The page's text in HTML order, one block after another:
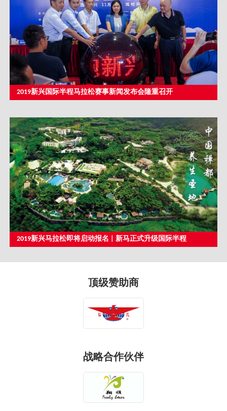
2019新兴国际半程马拉松赛事新闻发布会隆重召开
2019新兴马拉松即将启动报名 | 新马正式升级国际半程
顶级赞助商
战略合作伙伴